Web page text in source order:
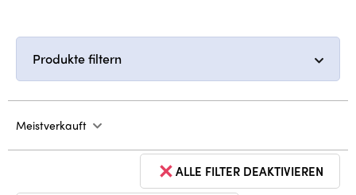
Produkte filtern
Meistverkauft
ALLE FILTER DEAKTIVIEREN